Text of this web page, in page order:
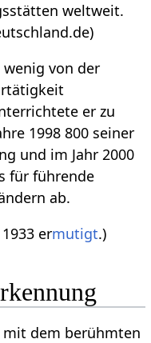
weltweit.
wenig von der
er zu
1998 800 seiner
und im Jahr 2000
für führende
ab.
ermutigt.)
mit dem berühmten